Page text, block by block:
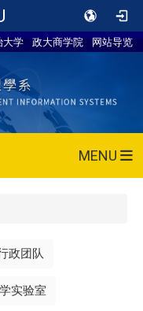
大学 政大商学院 网站导览
MENU
政团队
实验室